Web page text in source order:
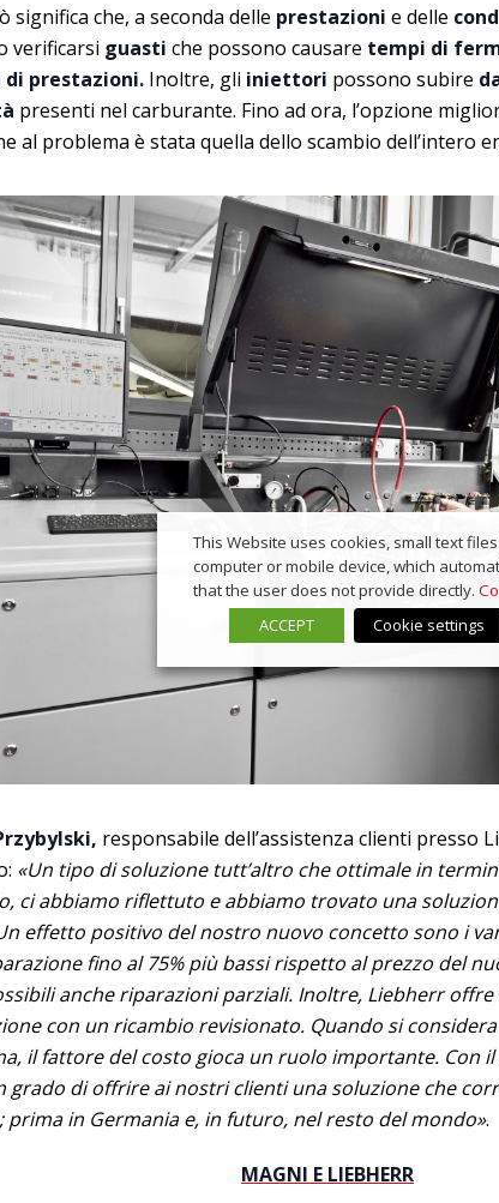
significa che, a seconda delle prestazioni e delle
verificarsi guasti che possono causare tempi di
prestazioni. Inoltre, gli iniettori possono subire
presenti nel carburante. Fino ad ora, l’opzione
al problema è stata quella dello scambio dell’intero
responsabile dell’assistenza clienti presso
«Un tipo di soluzione tutt’altro che ottimale in
ci abbiamo riflettuto e abbiamo trovato una
effetto positivo del nostro nuovo concetto sono i
fino al 75% più bassi rispetto al prezzo del
anche riparazioni parziali. Inoltre, Liebherr
con un ricambio revisionato. Quando si
il fattore del costo gioca un ruolo importante. Con
grado di offrire ai nostri clienti una soluzione che
prima in Germania e, in futuro, nel resto del mondo».
MAGNI E LIEBHERR
This Website uses cookies, small text
computer or mobile device, which
that the user does not provide directly.
ACCEPT
Cookie settings